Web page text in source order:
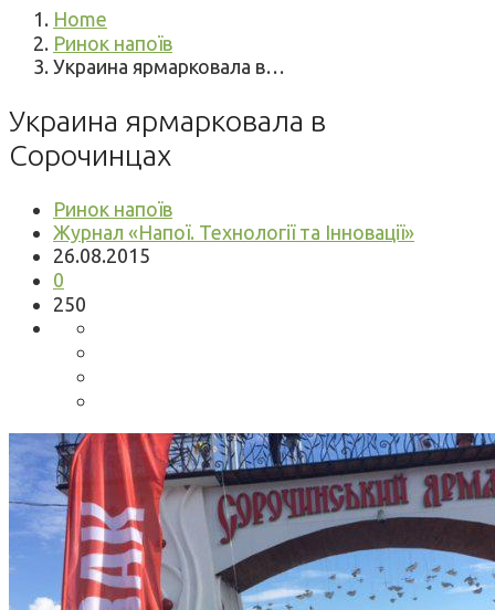
Home
Ринок напоїв
Украина ярмарковала в…
Украина ярмарковала в
Сорочинцах
Ринок напоїв
Журнал «Напої. Технології та Інновації»
26.08.2015
0
250